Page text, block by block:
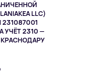
LLC)
2310 —